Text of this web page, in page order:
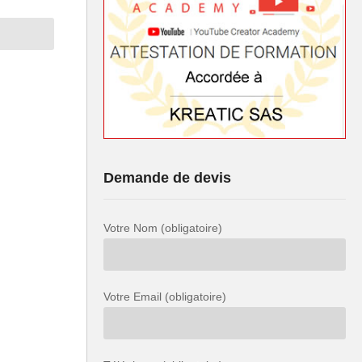
Demande de devis
Votre Nom (obligatoire)
Votre Email (obligatoire)